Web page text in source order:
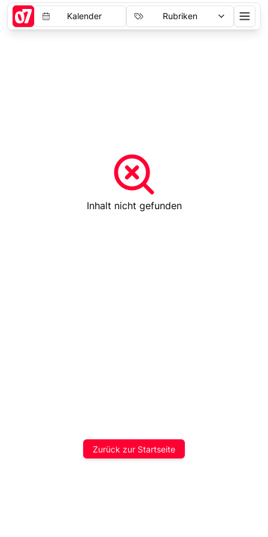
Kalender Rubriken
Inhalt nicht gefunden
Zurück zur Startseite